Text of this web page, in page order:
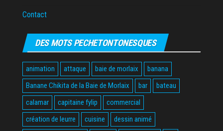
Contact
DES MOTS PECHETONTONESQUES
animation attaque baie de morlaix
banana
Banane Chikita de la Baie de Morlaix
bar
bateau
calamar
capitaine fylip
commercial
création de leurre
cuisine
dessin animé